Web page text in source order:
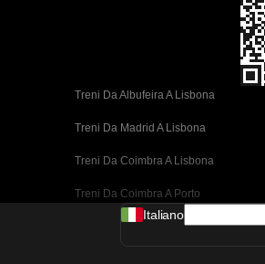
Treni Da Albufeira A Lisbona
Treni Da Madrid A Lisbona
Treni Da Coimbra A Lisbona
Treni Da Coimbra A Porto
Treni Da Valencia A Barcellona
Italiano